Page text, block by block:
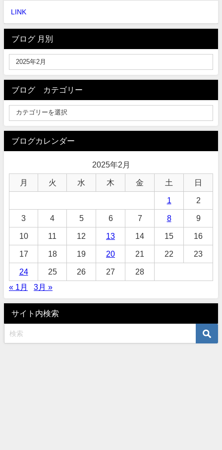
LINK
ブログ 月別
ブログ カテゴリー
ブログカレンダー
2025年2月
月 火 水 木 金 土 日
1 2
3 4 5 6 7 8 9
10 11 12 13 14 15 16
17 18 19 20 21 22 23
24 25 26 27
28
« 1月
3月 »
サイト内検索